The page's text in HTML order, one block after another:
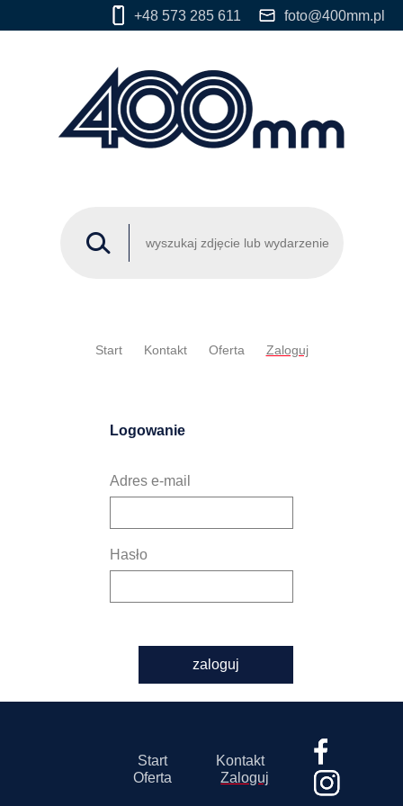
+48 573 285 611 foto@400mm.pl
Start Kontakt Oferta Zaloguj
Logowanie
Adres e-mail
Hasło
zaloguj
Start
Kontakt
Oferta
Zaloguj